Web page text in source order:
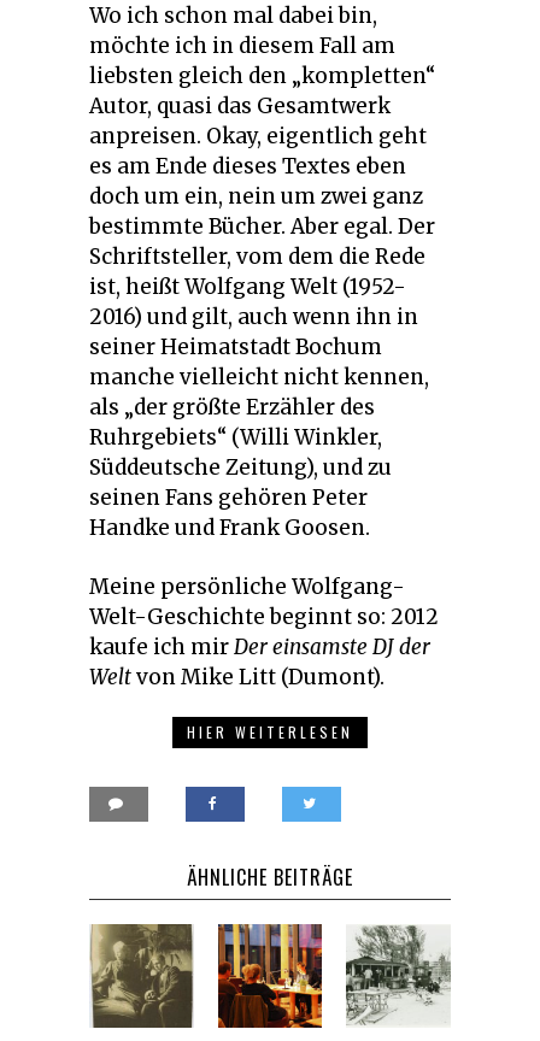
Wo ich schon mal dabei bin,
möchte ich in diesem Fall am
liebsten gleich den „kompletten“
Autor, quasi das Gesamtwerk
anpreisen. Okay, eigentlich geht
es am Ende dieses Textes eben
doch um ein, nein um zwei ganz
bestimmte Bücher. Aber egal. Der
Schriftsteller, vom dem die Rede
ist, heißt Wolfgang Welt (1952-
2016) und gilt, auch wenn ihn in
seiner Heimatstadt Bochum
manche vielleicht nicht kennen,
als „der größte Erzähler des
Ruhrgebiets“ (Willi Winkler,
Süddeutsche Zeitung), und zu
seinen Fans gehören Peter
Handke und Frank Goosen.
Meine persönliche Wolfgang-
Welt-Geschichte beginnt so: 2012
kaufe ich mirDer einsamste DJ der
Weltvon Mike Litt (Dumont).
HIER WEITERLESEN
ÄHNLICHE BEITRÄGE